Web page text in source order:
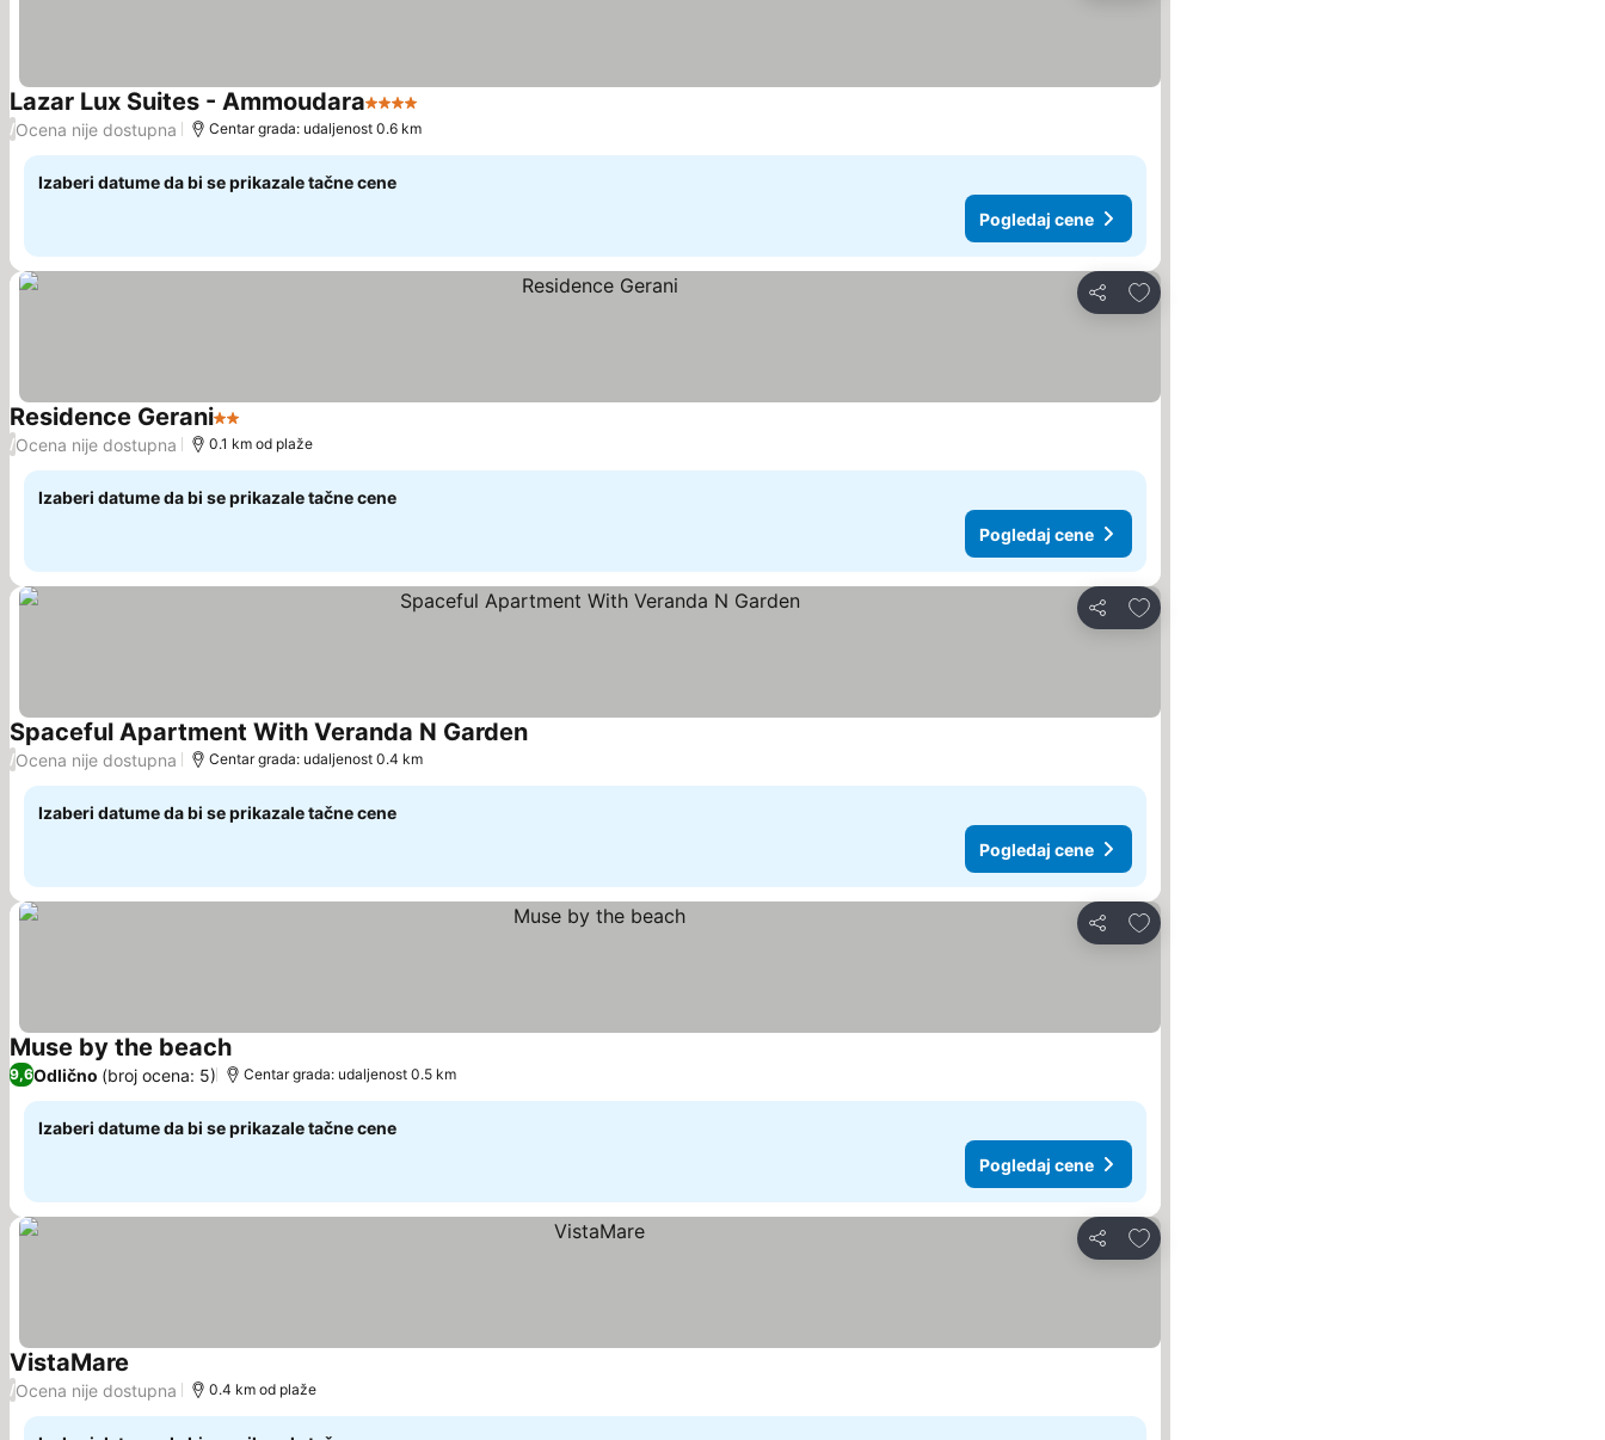
Lazar Lux Suites - Ammoudara4 Zvezdice
/Ocena nije dostupna Centar grada: udaljenost 0.6 km
Izaberi datume da bi se prikazale tačne cene
Pogledaj cene
Deli
Dodati u favorite
Residence Gerani2 Zvezdice
/Ocena nije dostupna 0.1 km od plaže
Izaberi datume da bi se prikazale tačne cene
Pogledaj cene
Deli
Dodati u favorite
Spaceful Apartment With Veranda N GardenPogledaj cene
/Ocena nije dostupna Centar grada: udaljenost 0.4 km
Izaberi datume da bi se prikazale tačne cene
Pogledaj cene
Deli
Dodati u favorite
Muse by the beachPogledaj cene
9,6Odlično (broj ocena: 5) Centar grada: udaljenost 0.5 km
Izaberi datume da bi se prikazale tačne cene
Pogledaj cene
Deli
Dodati u favorite
VistaMare Pogledaj cene
/Ocena nije dostupna 0.4 km od plaže